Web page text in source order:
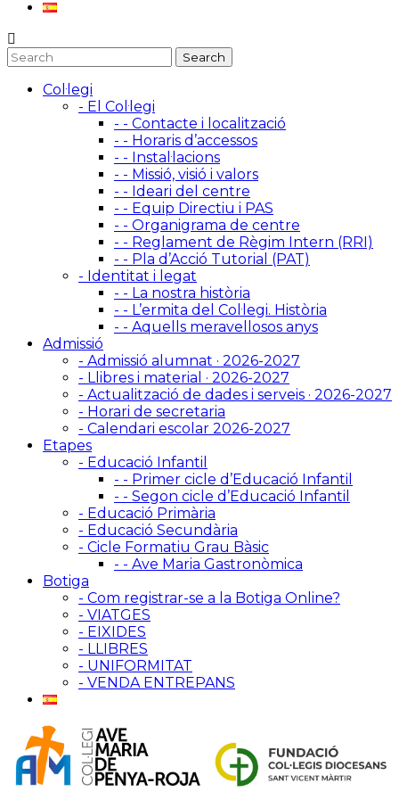
Col·legi
- El Col·legi
- - Contacte i localització
- - Horaris d’accessos
- - Instal·lacions
- - Missió, visió i valors
- - Ideari del centre
- - Equip Directiu i PAS
- - Organigrama de centre
- - Reglament de Règim Intern (RRI)
- - Pla d’Acció Tutorial (PAT)
- Identitat i legat
- - La nostra història
- - L’ermita del Col·legi. Història
- - Aquells meravellosos anys
Admissió
- Admissió alumnat · 2026-2027
- Llibres i material · 2026-2027
- Actualització de dades i serveis · 2026-2027
- Horari de secretaria
- Calendari escolar 2026-2027
Etapes
- Educació Infantil
- - Primer cicle d’Educació Infantil
- - Segon cicle d’Educació Infantil
- Educació Primària
- Educació Secundària
- Cicle Formatiu Grau Bàsic
- - Ave Maria Gastronòmica
Botiga
- Com registrar-se a la Botiga Online?
- VIATGES
- EIXIDES
- LLIBRES
- UNIFORMITAT
- VENDA ENTREPANS